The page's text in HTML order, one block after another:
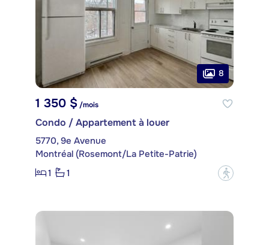
8
1 350 $ /mois
Condo / Appartement à louer
5770, 9e Avenue
Montréal (Rosemont/La Petite-Patrie)
1
1 ?